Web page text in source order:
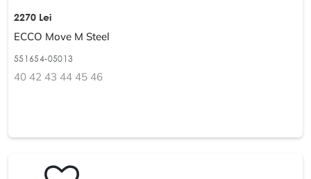
2270 Lei
ECCO Move M Steel
551654-05013
40 42 43 44 45 46